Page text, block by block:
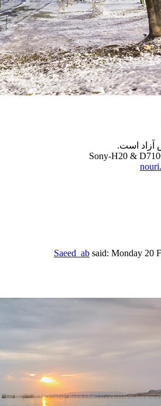
است.
Sony-H20 &
Saeed_ab said: Monday 20